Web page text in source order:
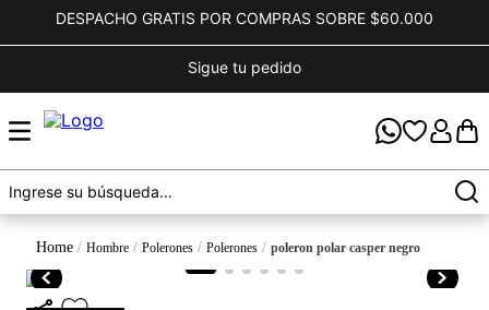
DESPACHO GRATIS POR COMPRAS SOBRE $60.000
Sigue tu pedido
hombre polerones polerones poleron polar casper negro